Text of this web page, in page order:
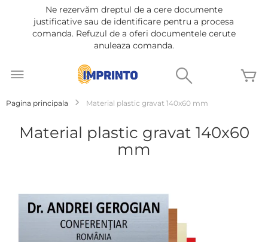
Ne rezervăm dreptul de a cere documente
justificative sau de identificare pentru a procesa
comanda. Refuzul de a oferi documentele cerute
anuleaza comanda.
la
Pagina principala Material plastic gravat 140x60 mm
Material plastic gravat 140x60
mm
sfârșitul
galeriei